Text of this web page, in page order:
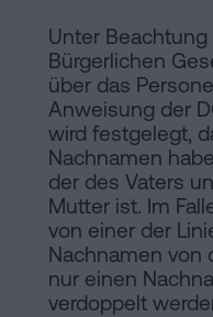
Unter
Bürgerlichen
über das
Anweisung der
wird festgelegt,
Nachnamen
der des Vaters
Mutter ist. Im
von einer der
Nachnamen von
nur einen
verdoppelt